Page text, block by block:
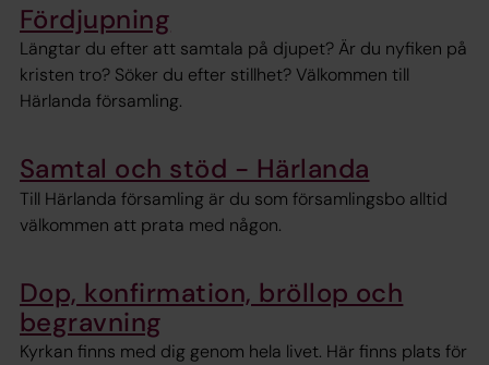
Fördjupning
Längtar du efter att samtala på djupet? Är du nyfiken på
kristen tro? Söker du efter stillhet? Välkommen till
Härlanda församling.
Samtal och stöd - Härlanda
Till Härlanda församling är du som församlingsbo alltid
välkommen att prata med någon.
Dop, konfirmation, bröllop och
begravning
Kyrkan finns med dig genom hela livet. Här finns plats för